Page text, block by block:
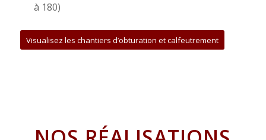
à 180)
Visualisez les chantiers d’obturation et calfeutrement